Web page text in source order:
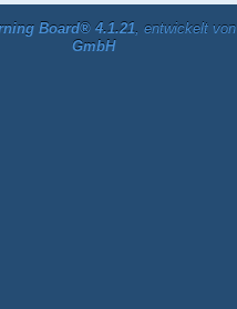
Board® 4.1.21, entwickelt von
GmbH